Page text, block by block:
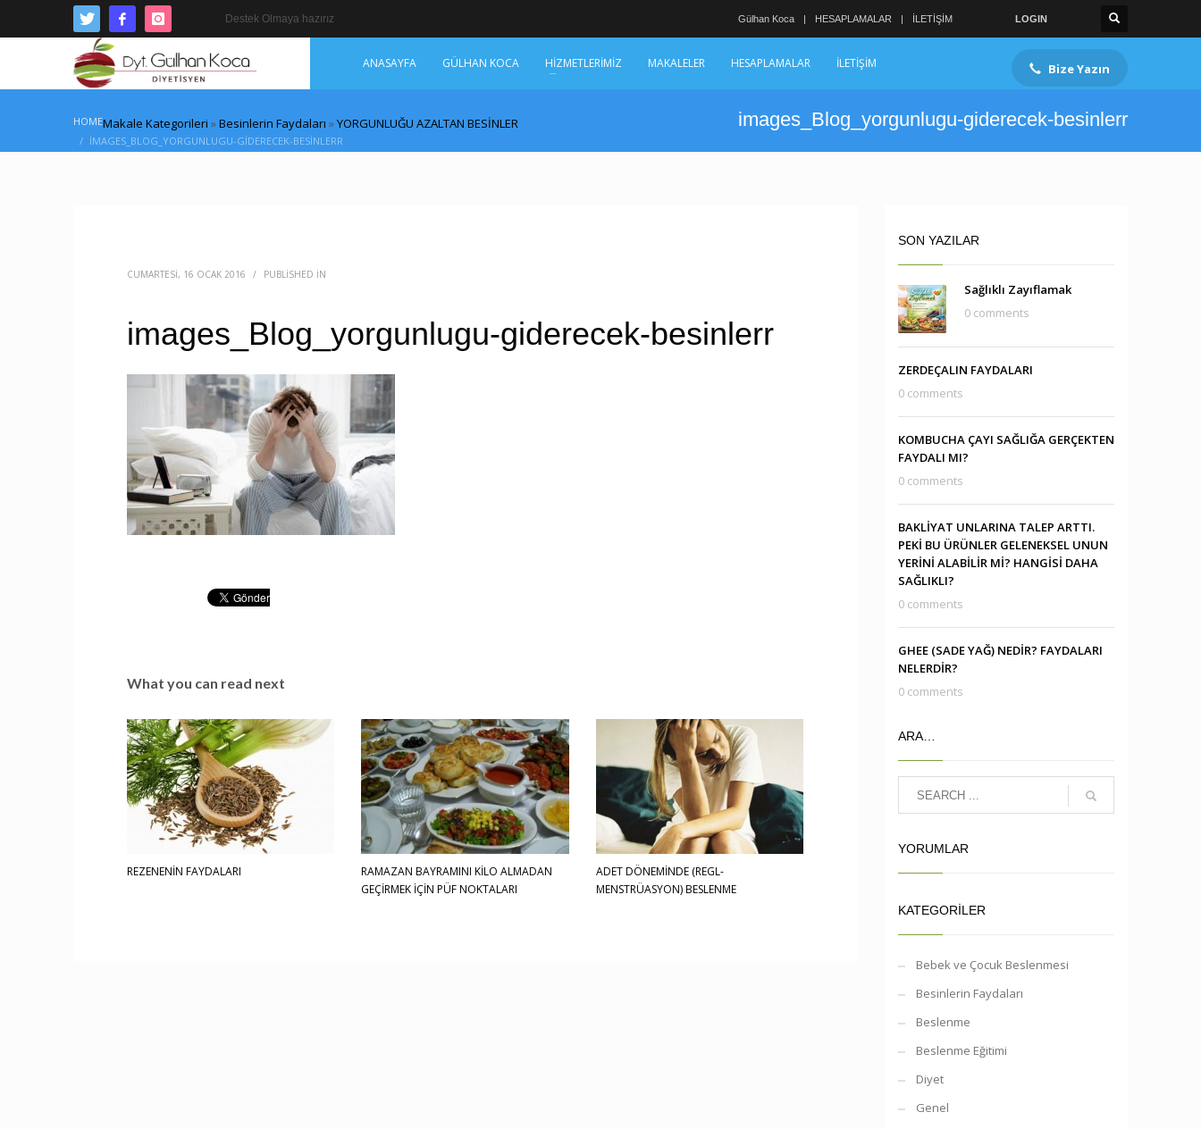
Destek Olmaya hazırız Gülhan Koca HESAPLAMALAR İLETİŞİM LOGIN
ANASAYFA GÜLHAN KOCA HİZMETLERİMİZ MAKALELER HESAPLAMALAR İLETİŞİM Bize Yazın
HOMEMakale Kategorileri »Besinlerin Faydaları »YORGUNLUĞU AZALTAN BESİNLER
IMAGES_BLOG_YORGUNLUGU-GIDERECEK-BESINLERR
images_Blog_yorgunlugu-giderecek-besinlerr
CUMARTESI, 16 OCAK 2016 / PUBLISHED IN
images_Blog_yorgunlugu-giderecek-besinlerr
What you can read next
REZENENİN FAYDALARI
RAMAZAN BAYRAMINI KİLO ALMADAN
GEÇİRMEK İÇİN PÜF NOKTALARI
ADET DÖNEMİNDE (REGL-
MENSTRÜASYON) BESLENME
SON YAZILAR
Sağlıklı Zayıflamak
0 comments
ZERDEÇALIN FAYDALARI
0 comments
KOMBUCHA ÇAYI SAĞLIĞA GERÇEKTEN
FAYDALI MI?
0 comments
BAKLİYAT UNLARINA TALEP ARTTI.
PEKİ BU ÜRÜNLER GELENEKSEL UNUN
YERİNİ ALABİLİR Mİ? HANGİSİ DAHA
SAĞLIKLI?
0 comments
GHEE (SADE YAĞ) NEDİR? FAYDALARI
NELERDİR?
0 comments
ARA…
YORUMLAR
KATEGORILER
Bebek ve Çocuk Beslenmesi
Besinlerin Faydaları
Beslenme
Beslenme Eğitimi
Diyet
Genel